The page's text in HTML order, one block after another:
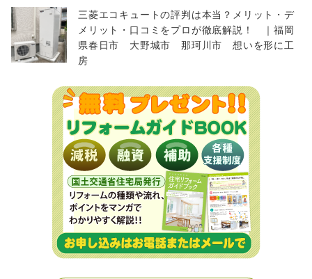
三菱エコキュートの評判は本当？メリット・デ
メリット・口コミをプロが徹底解説！ ｜福岡
県春日市 大野城市 那珂川市 想いを形に工
房